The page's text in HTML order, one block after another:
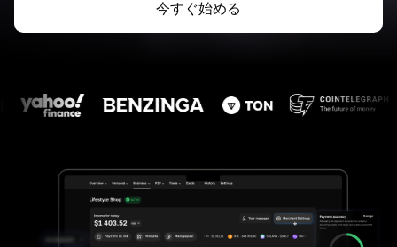
今すぐ始める